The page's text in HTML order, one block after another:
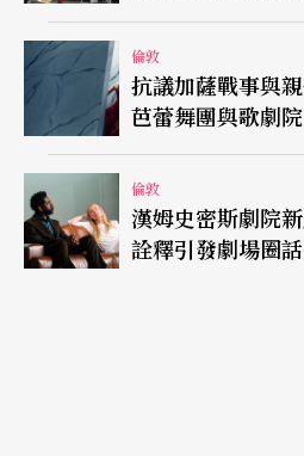
倫敦
抗議加薩戰事與親俄女
芭蕾舞團與歌劇
倫敦
漢姆史密斯劇院新版
詮釋引發劇場圈